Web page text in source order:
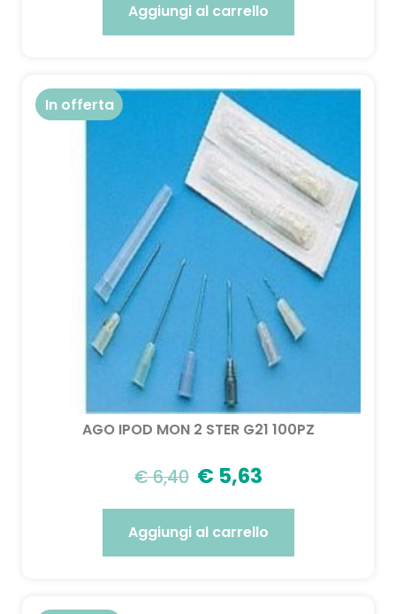
Aggiungi al carrello
In offerta
AGO IPOD MON 2 STER G21 100PZ
€6,40 € 5,63
Aggiungi al carrello